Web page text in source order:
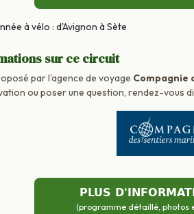
sur ce circuit
par l'agence de voyage Compagnie
ou poser une question, rendez-vous
PLUS
(programme détaillé, photos